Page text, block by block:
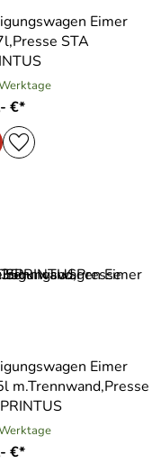
Eimer
STA
€*
Eimer
m.Trennwand,Presse
€*